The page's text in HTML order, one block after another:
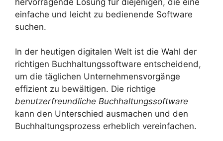
einfache und leicht zu bedienende Software
suchen.
In der heutigen digitalen Welt ist die Wahl der
richtigen Buchhaltungssoftware entscheidend,
um die täglichen Unternehmensvorgänge
effizient zu bewältigen. Die richtige
benutzerfreundliche Buchhaltungssoftware
kann den Unterschied ausmachen und den
Buchhaltungsprozess erheblich vereinfachen.